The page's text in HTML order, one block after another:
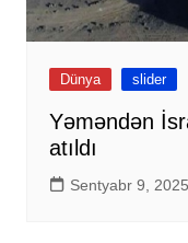
Dünya slider
Yəməndən
atıldı
Sentyabr 9,